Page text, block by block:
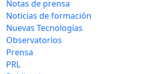
Notas de prensa
Noticias de formación
Nuevas Tecnologías
Observatorios
Prensa
PRL